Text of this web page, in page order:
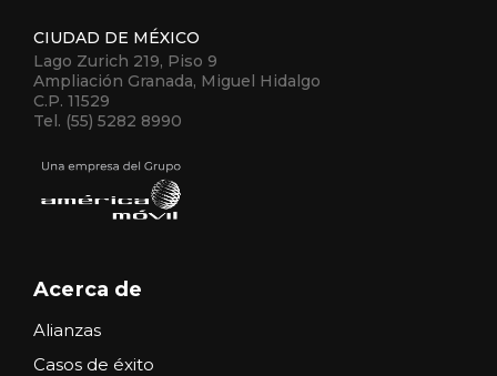
CIUDAD DE MÉXICO
Lago Zurich 219, Piso 9
Ampliación Granada, Miguel Hidalgo
C.P. 11529
Tel. (55) 5282 8990
Acerca de
Alianzas
Casos de éxito